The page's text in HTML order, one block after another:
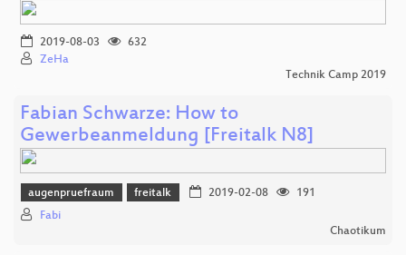
2019-08-03
632
ZeHa
Technik Camp 2019
Fabian Schwarze: How to
Gewerbeanmeldung [Freitalk N8]
augenpruefraum freitalk 2019-02-08
191
Fabi
Chaotikum